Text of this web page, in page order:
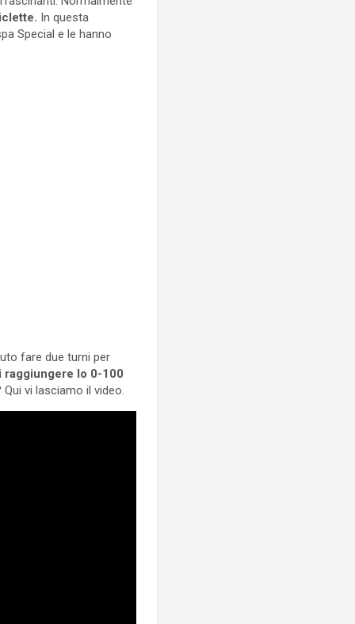
In questa
Special e le hanno
fare due turni per
raggiungere lo 0-100
vi lasciamo il video.